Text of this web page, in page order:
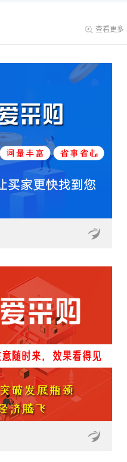
查看更多